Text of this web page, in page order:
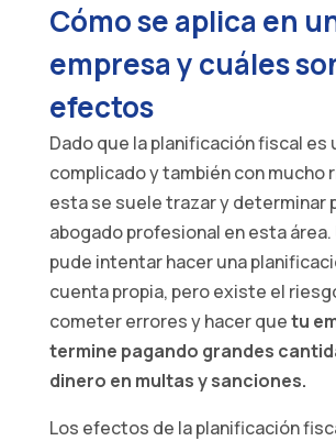
Cómo se aplica en
empresa y cuáles
efectos
Dado que la planificación fiscal es
complicado y también con mucho
esta se suele trazar y determinar
abogado profesional en esta área.
pude intentar hacer una
cuenta propia, pero existe el
cometer errores y hacer quetu
termine pagando grandes
dinero en multas y sanciones.
Los efectos de la planificación